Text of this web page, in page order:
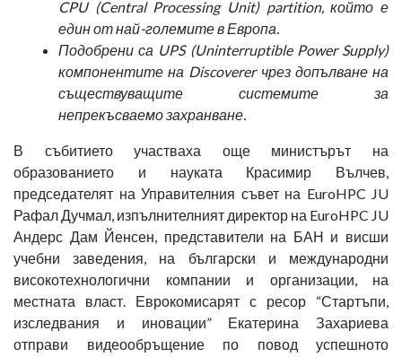
CPU (Central Processing Unit) partition, който е
един от най-големите в Европа.
Подобрени са UPS (Uninterruptible Power Supply)
компонентите на Discoverer чрез допълване на
съществуващите системите за
непрекъсваемо захранване.
В събитието участваха още министърът на
образованието и науката Красимир Вълчев,
председателят на Управителния съвет на EuroHPC JU
Рафал Дучмал, изпълнителният директор на EuroHPC JU
Андерс Дам Йенсен, представители на БАН и висши
учебни заведения, на български и международни
високотехнологични компании и организации, на
местната власт. Еврокомисарят с ресор “Стартъпи,
изследвания и иновации” Екатерина Захариева
отправи видеообръщение по повод успешното